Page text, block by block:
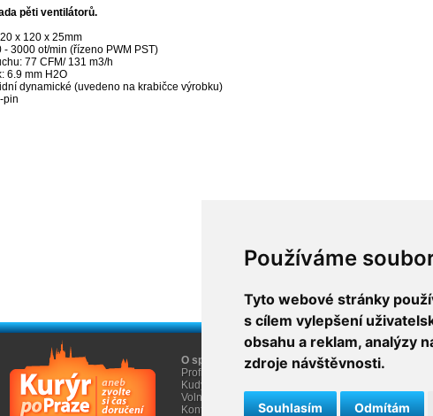
Používáme
Tyto webové stránky
s cílem vylepšení
obsahu a reklam, analýzy
zdroje návštěvnosti.
Souhlasím Odmítám
pěti ventilátorů.
x 120 x 25mm
- 3000 ot/min (řízeno PWM PST)
77 CFM/ 131 m3/h
6.9 mm H2O
dynamické (uvedeno na krabičce výrobku)
pin
O společnosti
Profil firmy AGEM
Kudy k nám
Volná místa
Kontakty
O nákupu
Obchodní informace